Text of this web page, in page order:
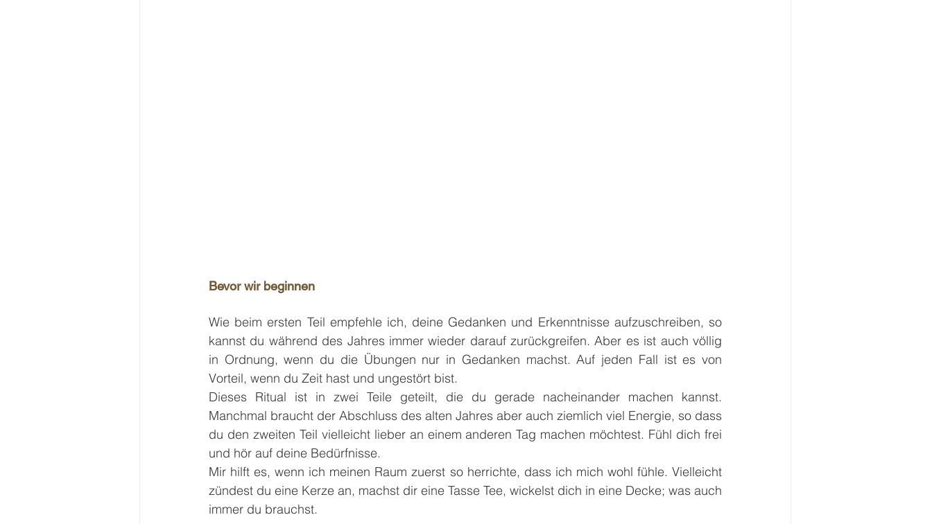
Bevor wir beginnen
Wie beim ersten Teil empfehle ich, deine Gedanken und Erkenntnisse aufzuschreiben, so
kannst du während des Jahres immer wieder darauf zurückgreifen. Aber es ist auch völlig
in Ordnung, wenn du die Übungen nur in Gedanken machst. Auf jeden Fall ist es von
Vorteil, wenn du Zeit hast und ungestört bist.
Dieses Ritual ist in zwei Teile geteilt, die du gerade nacheinander machen kannst.
Manchmal braucht der Abschluss des alten Jahres aber auch ziemlich viel Energie, so dass
du den zweiten Teil vielleicht lieber an einem anderen Tag machen möchtest. Fühl dich frei
und hör auf deine Bedürfnisse.
Mir hilft es, wenn ich meinen Raum zuerst so herrichte, dass ich mich wohl fühle. Vielleicht
zündest du eine Kerze an, machst dir eine Tasse Tee, wickelst dich in eine Decke; was auch
immer du brauchst.